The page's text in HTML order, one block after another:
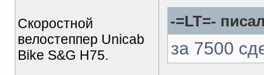
Скоростной
велостеппер Unicab
Bike S&G Н75.
-=LT=-
за 7500